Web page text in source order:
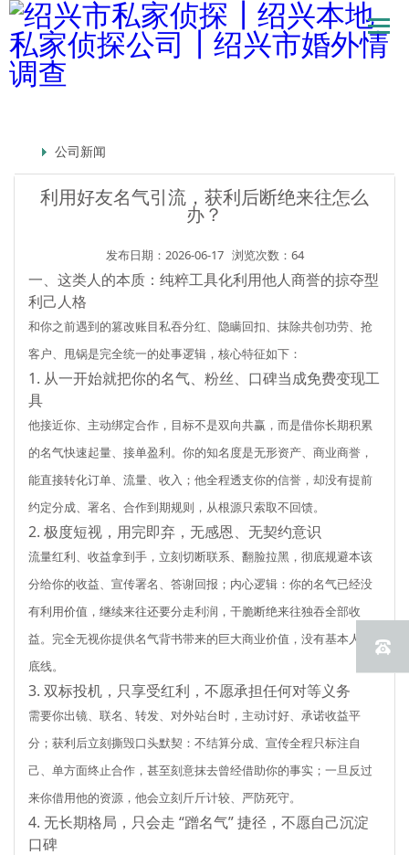
公司新闻
利用好友名气引流，获利后断绝来往怎么
办？
发布日期：2026-06-17 浏览次数：64
一、这类人的本质：纯粹工具化利用他人商誉的掠夺型
利己人格
和你之前遇到的篡改账目私吞分红、隐瞒回扣、抹除共创功劳、抢
客户、甩锅是完全统一的处事逻辑，核心特征如下：
1. 从一开始就把你的名气、粉丝、口碑当成免费变现工
具
他接近你、主动绑定合作，目标不是双向共赢，而是借你长期积累
的名气快速起量、接单盈利。你的知名度是无形资产、商业商誉，
能直接转化订单、流量、收入；他全程透支你的信誉，却没有提前
约定分成、署名、合作到期规则，从根源只索取不回馈。
2. 极度短视，用完即弃，无感恩、无契约意识
流量红利、收益拿到手，立刻切断联系、翻脸拉黑，彻底规避本该
分给你的收益、宣传署名、答谢回报；内心逻辑：你的名气已经没
有利用价值，继续来往还要分走利润，干脆断绝来往独吞全部收
益。完全无视你提供名气背书带来的巨大商业价值，没有基本人情
底线。
3. 双标投机，只享受红利，不愿承担任何对等义务
需要你出镜、联名、转发、对外站台时，主动讨好、承诺收益平
分；获利后立刻撕毁口头默契：不结算分成、宣传全程只标注自
己、单方面终止合作，甚至刻意抹去曾经借助你的事实；一旦反过
来你借用他的资源，他会立刻斤斤计较、严防死守。
4. 无长期格局，只会走 “蹭名气” 捷径，不愿自己沉淀
口碑